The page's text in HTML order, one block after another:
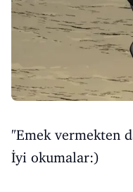
"Emek vermekten
İyi okumalar:)